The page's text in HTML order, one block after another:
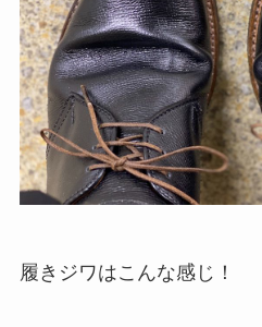
履きジワはこんな感じ！